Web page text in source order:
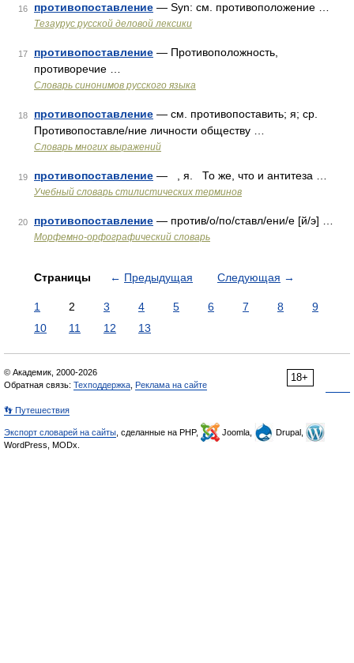
16 противопоставление — Syn: см. противоположение …
Тезаурус русской деловой лексики
17 противопоставление — Противоположность,
противоречие …
Словарь синонимов русского языка
18 противопоставление — см. противопоставить; я; ср.
Противопоставле/ние личности обществу …
Словарь многих выражений
19 противопоставление — , я. То же, что и антитеза …
Учебный словарь стилистических терминов
20 противопоставление — против/о/по/ставл/ени/е [й/э] …
Морфемно-орфографический словарь
Страницы ← Предыдущая Следующая →
1 2 3 4 5 6 7 8
9
10
11 12 13
18+
© Академик, 2000-2026
Обратная связь: Техподдержка Реклама на сайте
👣 Путешествия
Экспорт словарей на сайты , сделанные на PHP, Joomla,
Drupal,
WordPress, MODx.